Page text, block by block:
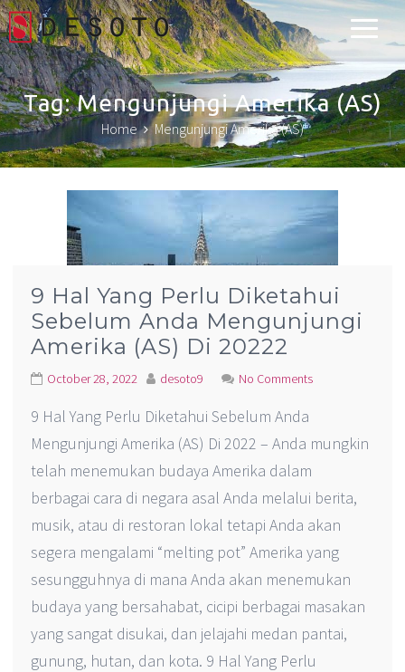
Desoto Explorer
Tag:Mengunjungi Amerika (AS)
Home Mengunjungi Amerika (AS)
9 Hal Yang Perlu Diketahui
Sebelum Anda Mengunjungi
Amerika (AS) Di 20222
October 28, 2022 desoto9 No Comments
9 Hal Yang Perlu Diketahui Sebelum Anda
Mengunjungi Amerika (AS) Di 2022 – Anda mungkin
telah menemukan budaya Amerika dalam
berbagai cara di negara asal Anda melalui berita,
musik, atau di restoran lokal tetapi Anda akan
segera mengalami “melting pot” Amerika yang
sesungguhnya di mana Anda akan menemukan
budaya yang bersahabat, cicipi berbagai masakan
yang sangat disukai, dan jelajahi medan pantai,
gunung, hutan, dan kota. 9 Hal Yang Perlu